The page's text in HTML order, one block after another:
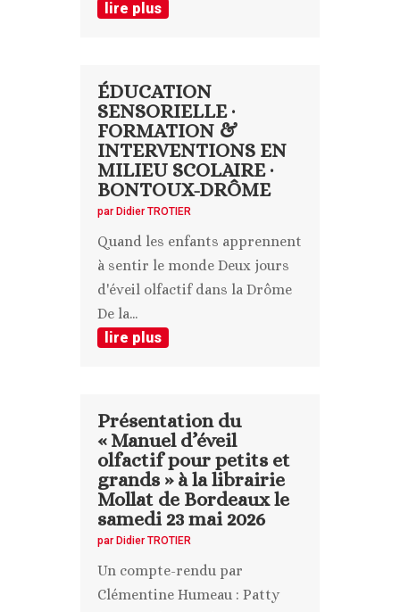
lire plus
ÉDUCATION
SENSORIELLE ·
FORMATION &
INTERVENTIONS EN
MILIEU SCOLAIRE ·
BONTOUX-DRÔME
par Didier TROTIER
Quand les enfants apprennent
à sentir le monde Deux jours
d'éveil olfactif dans la Drôme
De la...
lire plus
Présentation du
« Manuel d’éveil
olfactif pour petits et
grands » à la librairie
Mollat de Bordeaux le
samedi 23 mai 2026
par Didier TROTIER
Un compte-rendu par
Clémentine Humeau : Patty